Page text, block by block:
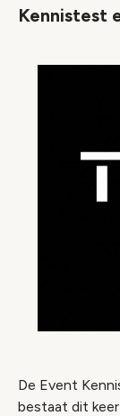
Kennistest
De Event
bestaat dit